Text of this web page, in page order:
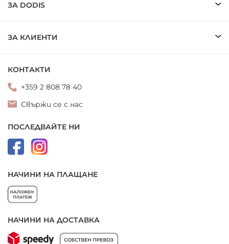
ЗА DODIS
ЗА КЛИЕНТИ
КОНТАКТИ
+359 2 808 78 40
Свържи се с нас
ПОСЛЕДВАЙТЕ НИ
НАЧИНИ НА ПЛАЩАНЕ
НАЧИНИ НА ДОСТАВКА